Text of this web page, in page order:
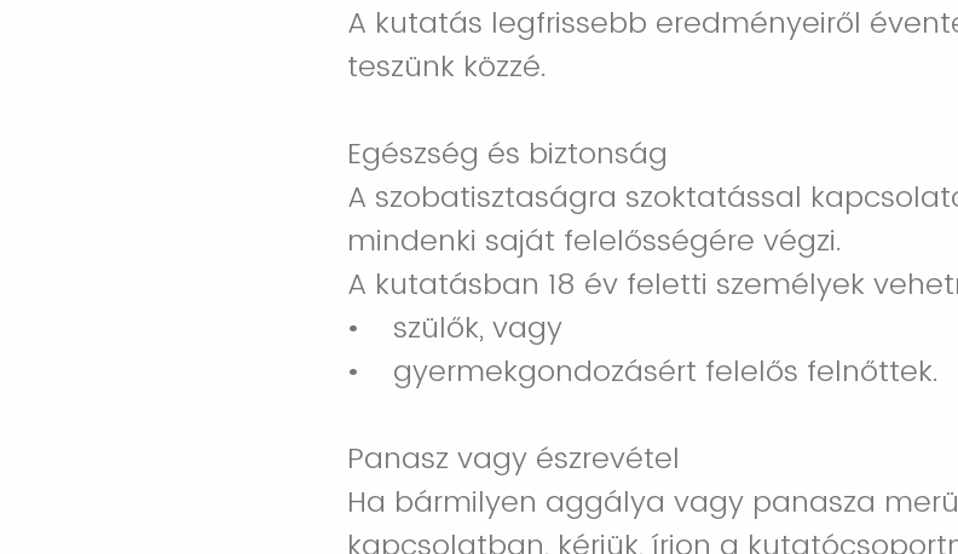
A kutatás legfrissebb eredményeiről
teszünk közzé.
Egészség és biztonság
A szobatisztaságra szoktatással
mindenki saját felelősségére végzi.
A kutatásban 18 év feletti személyek
• szülők, vagy
• gyermekgondozásért felelős felnőttek.
Panasz vagy észrevétel
Ha bármilyen aggálya vagy panasza
kapcsolatban, kérjük, írjon a